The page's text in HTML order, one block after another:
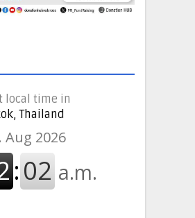
local time in
Thailand